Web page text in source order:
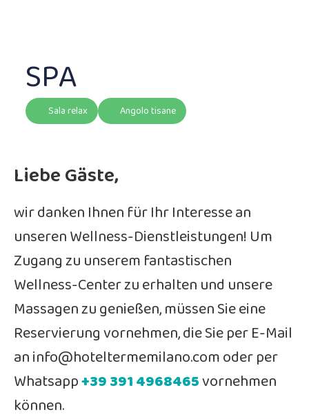
SPA
Sala relax Angolo tisane
Liebe Gäste,
wir danken Ihnen für Ihr Interesse an
unseren Wellness-Dienstleistungen! Um
Zugang zu unserem fantastischen
Wellness-Center zu erhalten und unsere
Massagen zu genießen, müssen Sie eine
Reservierung vornehmen, die Sie per E-Mail
an info@hoteltermemilano.com oder per
Whatsapp+39391 4968465vornehmen
können.